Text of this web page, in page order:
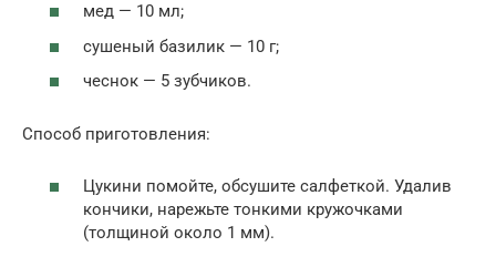
мед — 10 мл;
сушеный базилик — 10 г;
чеснок — 5 зубчиков.
Способ приготовления:
Цукини помойте, обсушите салфеткой. Удалив
кончики, нарежьте тонкими кружочками
(толщиной около 1 мм).